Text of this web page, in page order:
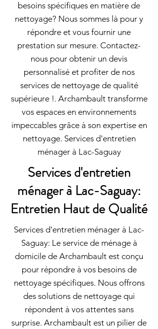
besoins spécifiques en matière de
nettoyage? Nous sommes là pour y
répondre et vous fournir une
prestation sur mesure. Contactez-
nous pour obtenir un devis
personnalisé et profiter de nos
services de nettoyage de qualité
supérieure !. Archambault transforme
vos espaces en environnements
impeccables grâce à son expertise en
nettoyage. Services d'entretien
ménager à Lac-Saguay
Services d'entretien
ménager à Lac-Saguay:
Entretien Haut de Qualité
Services d'entretien ménager à Lac-
Saguay: Le service de ménage à
domicile de Archambault est conçu
pour répondre à vos besoins de
nettoyage spécifiques. Nous offrons
des solutions de nettoyage qui
répondent à vos attentes sans
surprise. Archambault est un pilier de